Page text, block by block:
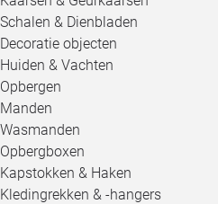
Schalen & Dienbladen
Decoratie objecten
Huiden & Vachten
Opbergen
Manden
Wasmanden
Opbergboxen
Kapstokken & Haken
Kledingrekken & -hangers